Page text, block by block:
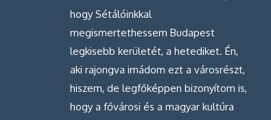
hogy Sétálóinkkal
megismertethessem Budapest
legkisebb kerületét, a hetediket. Én,
aki rajongva imádom ezt a városrészt,
hiszem, de legfőképpen bizonyítom is,
hogy a fővárosi és a magyar kultúra